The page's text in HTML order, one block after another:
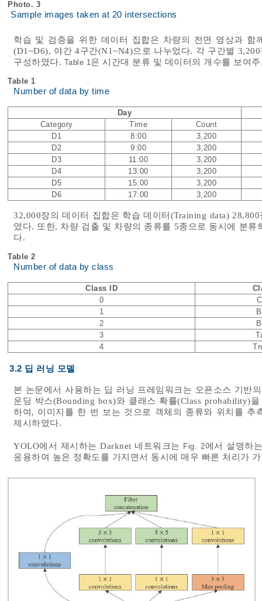
Photo. 3
Sample images taken at 20 intersections
학습 및 검증을 위한 데이터 집합은 차량의 전면 영상과
(D1~D6), 야간 4구간(N1~N4)으로 나누었다. 각 구간별
구성하였다. Table 1은 시간대 분류 및 데이터의 개수를 보여
Table 1
Number of data by time
Day
Category
Time
Count
D1
8:00
3,200
D2
9:00
3,200
D3
11:00
3,200
D4
13:00
3,200
D5
15:00
3,200
D6
17:00 3,200
32,000장의 데이터 집합은 학습 데이터(Training data)
였다. 또한, 차량 검출 및 차량의 종류를 5종으로 동시에 분
다.
Table 2
Number of data by class
Class ID
0
1
2
3
4
3.2 딥 러닝 모델
본 논문에서 사용하는 딥 러닝 프레임워크는 오픈소스 기반
운딩 박스(Bounding box)와 클래스 확률(Class probability)
하여, 이미지를 한 번 보는 것으로 객체의 종류와 위치를 추
제시하였다.
YOLO에서 제시하는 Darknet 네트워크는 Fig. 2에서 설명하
응용하여 높은 정확도를 가지면서 동시에 매우 빠른 처리가